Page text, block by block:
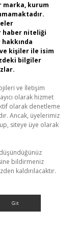
marka, kurum
haber niteliği
kişiler ile isim
bilgiler
ve İletişim
olarak hizmet
olarak denetleme
Ancak, üyelerimiz
siteye üye olarak
bildirmeniz
kaldırılacaktır.